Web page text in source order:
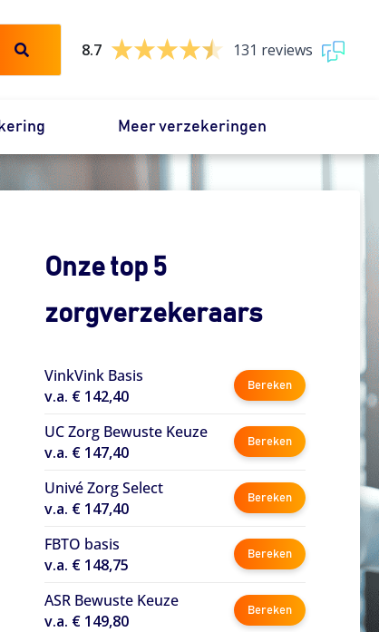
8.7
131 reviews
Meer verzekeringen
Onze top 5
zorgverzekeraars
VinkVink Basis
v.a. € 142,40
Bereken
UC Zorg Bewuste Keuze
v.a. € 147,40
Bereken
Univé Zorg Select
v.a. € 147,40
Bereken
FBTO basis
v.a. € 148,75
Bereken
ASR Bewuste Keuze
v.a. € 149,80
Bereken